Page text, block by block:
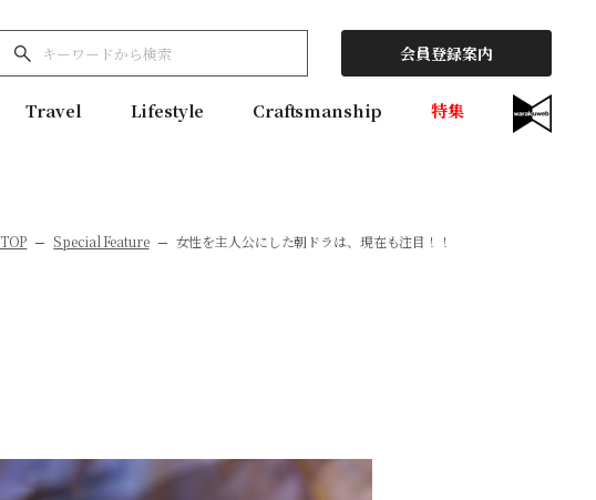
会員登録案内
Travel Lifestyle Craftsmanship 特集
TOP Special Feature 女性を主人公にした朝ドラは、現在も注目！！